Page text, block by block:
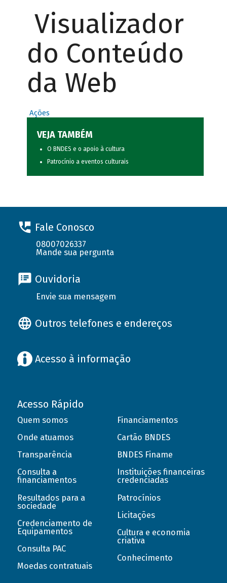
Visualizador
do Conteúdo
da Web
Ações
VEJA TAMBÉM
O BNDES e o apoio à cultura
Patrocínio a eventos culturais
Fale Conosco
08007026337
Mande sua pergunta
Ouvidoria
Envie sua mensagem
Outros telefones e endereços
Acesso à informação
Acesso Rápido
Quem somos
Onde atuamos
Transparência
Consulta a
financiamentos
Resultados para a
sociedade
Credenciamento de
Equipamentos
Consulta PAC
Moedas contratuais
Financiamentos
Cartão BNDES
BNDES Finame
Instituições financeiras
credenciadas
Patrocínios
Licitações
Cultura e economia
criativa
Conhecimento